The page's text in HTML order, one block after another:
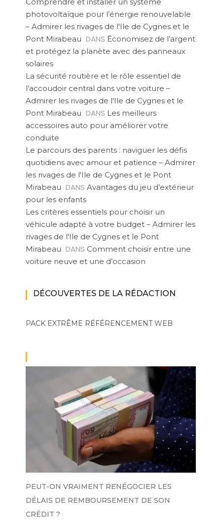
photovoltaïque pour l’énergie renouvelable
– Admirer les rivages de l'Ile de Cygnes et le
Pont Mirabeau DANS Économisez de l’argent
et protégez la planète avec des panneaux
solaires
La sécurité routière et le rôle essentiel de
l’accoudoir central dans votre voiture –
Admirer les rivages de l'Ile de Cygnes et le
Pont Mirabeau DANS Les meilleurs
accessoires auto pour améliorer votre
conduite
Le parcours des parents : naviguer les défis
quotidiens avec amour et patience – Admirer
les rivages de l'Ile de Cygnes et le Pont
Mirabeau DANS Avantages du jeu d’extérieur
pour les enfants
Les critères essentiels pour choisir un
véhicule adapté à votre budget – Admirer les
rivages de l'Ile de Cygnes et le Pont
Mirabeau DANS Comment choisir entre une
voiture neuve et une d’occasion
DÉCOUVERTES DE LA RÉDACTION
PACK EXTRÊME RÉFÉRENCEMENT WEB
PEUT-ON VRAIMENT RENÉGOCIER LES
DÉLAIS DE REMBOURSEMENT DE SON
CRÉDIT ?